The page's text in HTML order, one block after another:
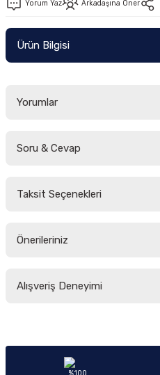
Yorum Yaz Arkadaşına Öner
Ürün Bilgisi
Yorumlar
Soru & Cevap
Taksit Seçenekleri
Önerileriniz
yetersiz gördüğünüz noktaları
Ürün açıklamasında eksik bilgiler
Alışveriş Deneyimi